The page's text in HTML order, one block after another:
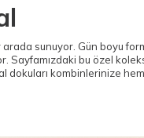
sunuyor. Gün boyu
bu özel
kombinlerinize